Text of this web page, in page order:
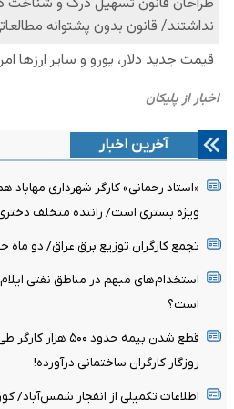
آخرین اخبار
«استاد رحمانی» کارگر شهرداری
ویژه بستری است/ راننده متخلف دختری ۱۱ ساله
تجمع کارگران توزیع برق عراق/ دو
استخدام‌های مبهم در مناطق نفتی
است؟
قطع شدن بیمه حدود
روزگار کارگران ساختمانی درآورده!
اطلاعات تکمیلی از انفجار شمس‌آباد/